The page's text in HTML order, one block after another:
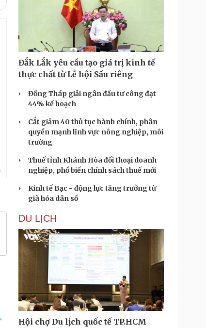
Đắk Lắk yêu cầu tạo giá trị kinh tế
thực chất từ Lễ hội Sầu riêng
Đồng Tháp giải ngân đầu tư công đạt
44% kế hoạch
Cắt giảm 40 thủ tục hành chính, phân
quyền mạnh lĩnh vực nông nghiệp, môi
trường
Thuế tỉnh Khánh Hòa đối thoại doanh
nghiệp, phổ biến chính sách thuế mới
Kinh tế Bạc - động lực tăng trưởng từ
già hóa dân số
DU LỊCH
Hội chợ Du lịch quốc tế TP.HCM